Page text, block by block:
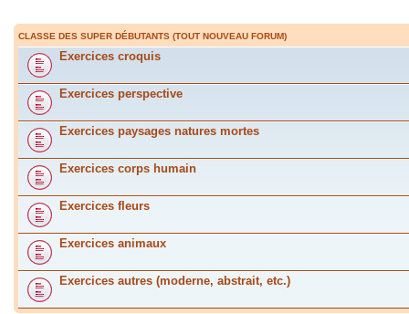
CLASSE DES SUPER DÉBUTANTS (TOUT NOUVEAU FORUM)
Exercices croquis
Exercices perspective
Exercices paysages natures mortes
Exercices corps humain
Exercices fleurs
Exercices animaux
Exercices autres (moderne, abstrait, etc.)